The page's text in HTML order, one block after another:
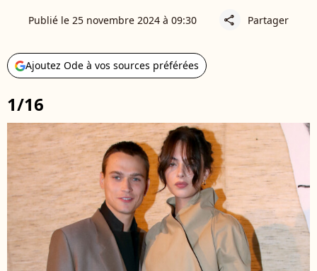
Publié le 25 novembre 2024 à 09:30 share Partager
Ajoutez Ode à vos sources préférées
1/16